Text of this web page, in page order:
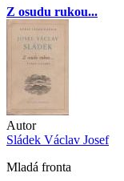
Z osudu rukou...
Autor
Sládek Václav Josef
Mladá fronta